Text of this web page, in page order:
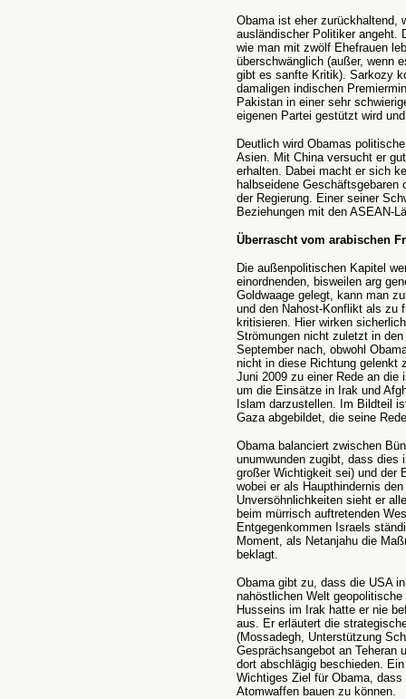
Obama ist eher zurückhaltend,
ausländischer Politiker angeht.
wie man mit zwölf Ehefrauen
überschwänglich (außer, wenn
gibt es sanfte Kritik). Sarkozy
damaligen indischen
Pakistan in einer sehr
eigenen Partei gestützt wird
Deutlich wird Obamas
Asien. Mit China versucht er
erhalten. Dabei macht er sich
halbseidene
der Regierung. Einer seiner
Beziehungen mit den ASEAN-
Überrascht vom arabischen
Die außenpolitischen Kapitel
einordnenden, bisweilen arg
Goldwaage gelegt, kann man
und den Nahost-Konflikt als zu
kritisieren. Hier wirken
Strömungen nicht zuletzt in
September nach, obwohl
nicht in diese Richtung gelenkt
Juni 2009 zu einer Rede an die
um die Einsätze in Irak und
Islam darzustellen. Im Bildteil
Gaza abgebildet, die seine
Obama balanciert zwischen
unumwunden zugibt, dass dies
großer Wichtigkeit sei) und der
wobei er als Haupthindernis
Unversöhnlichkeiten sieht er
beim mürrisch auftretenden
Entgegenkommen Israels
Moment, als Netanjahu die
beklagt.
Obama gibt zu, dass die USA
nahöstlichen Welt
Husseins im Irak hatte er nie
aus. Er erläutert die
(Mossadegh, Unterstützung
Gesprächsangebot an Teheran
dort abschlägig beschieden.
Wichtiges Ziel für Obama,
Atomwaffen bauen zu können.